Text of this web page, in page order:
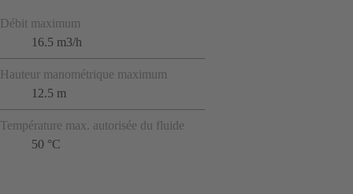
Débit maximum
16.5 m3/h
Hauteur manométrique maximum
12.5 m
Température max. autorisée du fluide
50 °C